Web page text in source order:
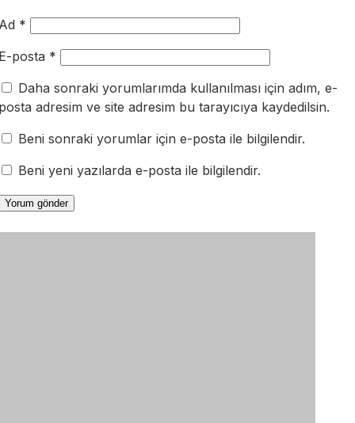
*
posta *
Daha sonraki yorumlarımda kullanılması için adım, e-
adresim ve site adresim bu tarayıcıya kaydedilsin.
Beni sonraki yorumlar için e-posta ile bilgilendir.
Beni yeni yazılarda e-posta ile bilgilendir.